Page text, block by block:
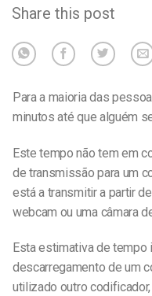
Share this post
Para a maioria das
minutos até que alguém
Este tempo não tem em
de transmissão para um
está a transmitir a partir
webcam ou uma câmara
Esta estimativa de
descarregamento de um
utilizado outro